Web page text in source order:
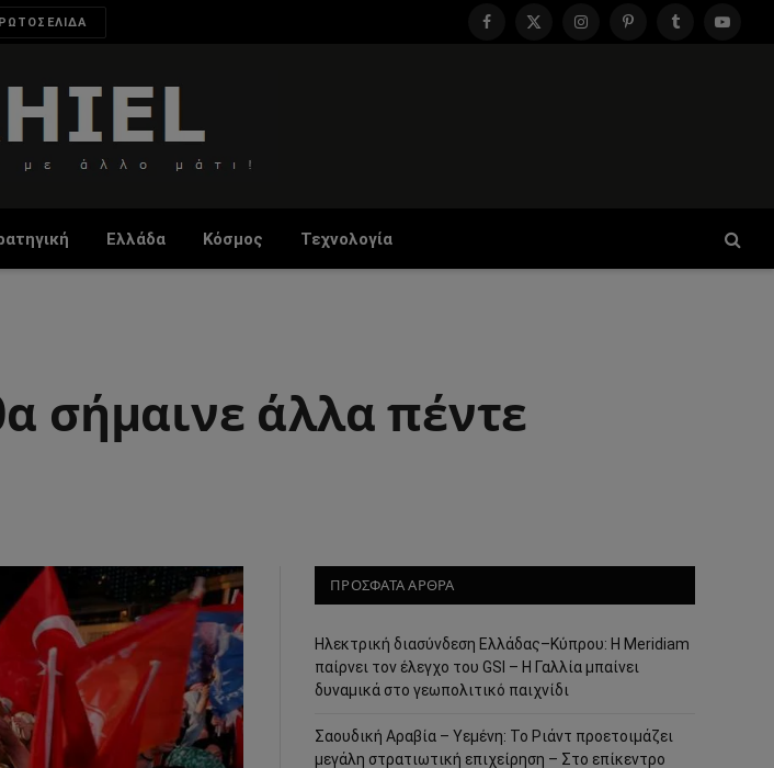
Facebook
X
InstagramPinterestTumblr
Ελλάδα Κόσμος Τεχνολογία
σήμαινε άλλα πέντε
ΠΡΟΣΦΑΤΑ ΑΡΘΡΑ
Ηλεκτρική διασύνδεση Ελλάδας–Κύπρου: Η Meridiam
παίρνει τον έλεγχο του GSI – Η Γαλλία μπαίνει
δυναμικά στο γεωπολιτικό παιχνίδι
Σαουδική Αραβία – Υεμένη: Το Ριάντ προετοιμάζει
μεγάλη στρατιωτική επιχείρηση – Στο επίκεντρο